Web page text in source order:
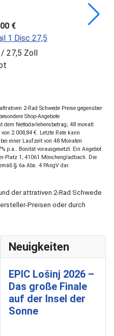
€
1 Disc 27,5
/ 27,5 Zoll
2-Rad Schwede Preise gegenüber
Shop-Angebote
dem Nettodarlehensbetrag; 48 monatl.
2.008,84 €. Letzte Rate kann
einer Laufzeit von 48 Monaten
p.a.. Bonität vorausgesetzt. Ein Angebot
Platz 1, 41061 Mönchengladbach. Die
§ 6a Abs. 4 PAngV dar.
der attrativen 2-Rad Schwede
Preisen oder durch
Neuigkeiten
EPIC Lošinj 2026 –
Das große Finale
auf der Insel der
Sonne